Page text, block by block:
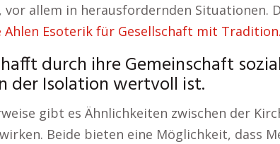
vor allem in herausfordernden Situationen.
Ahlen Esoterik für Gesellschaft mit Tradition.
durch ihre Gemeinschaft
der Isolation wertvoll ist.
gibt es Ähnlichkeiten zwischen der
Beide bieten eine Möglichkeit, dass